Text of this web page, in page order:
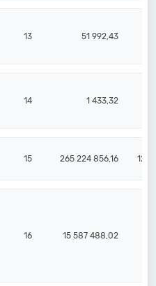
13 51 992,43
14 1 433,32
15 265 224 856,16 120
16 15 587 488,02